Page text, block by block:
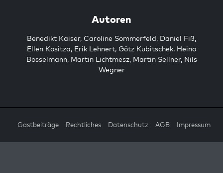
Autoren
Benedikt Kaiser, Caroline Sommerfeld, Daniel Fiß,
Ellen Kositza, Erik Lehnert, Götz Kubitschek, Heino
Bosselmann, Martin Lichtmesz, Martin Sellner, Nils
Wegner
Gastbeiträge Rechtliches Datenschutz AGB Impressum